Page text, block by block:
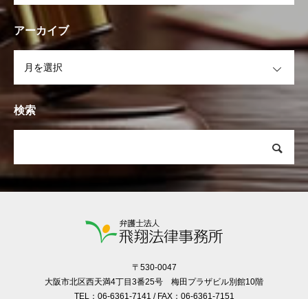
アーカイブ
検索
〒530-0047
大阪市北区西天満4丁目3番25号 梅田プラザビル別館10階
TEL：06-6361-7141 / FAX：06-6361-7151